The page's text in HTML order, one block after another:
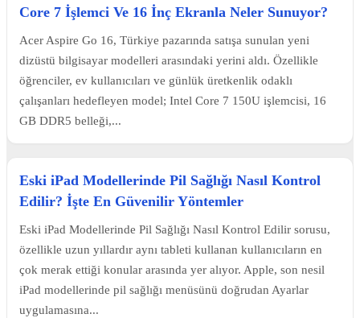
Core 7 İşlemci Ve 16 İnç Ekranla Neler Sunuyor?
Acer Aspire Go 16, Türkiye pazarında satışa sunulan yeni
dizüstü bilgisayar modelleri arasındaki yerini aldı. Özellikle
öğrenciler, ev kullanıcıları ve günlük üretkenlik odaklı
çalışanları hedefleyen model; Intel Core 7 150U işlemcisi, 16
GB DDR5 belleği,...
Eski iPad Modellerinde Pil Sağlığı Nasıl Kontrol
Edilir? İşte En Güvenilir Yöntemler
Eski iPad Modellerinde Pil Sağlığı Nasıl Kontrol Edilir sorusu,
özellikle uzun yıllardır aynı tableti kullanan kullanıcıların en
çok merak ettiği konular arasında yer alıyor. Apple, son nesil
iPad modellerinde pil sağlığı menüsünü doğrudan Ayarlar
uygulamasına...